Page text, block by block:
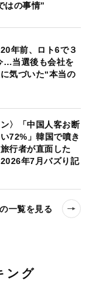
はの事情”
年前、ロト6で３
…当選後も会社を
気づいた“本当の
〉「中国人客お断
72%」韓国で噴き
行者が直面した
年7月バズり記
一覧を見る
ング